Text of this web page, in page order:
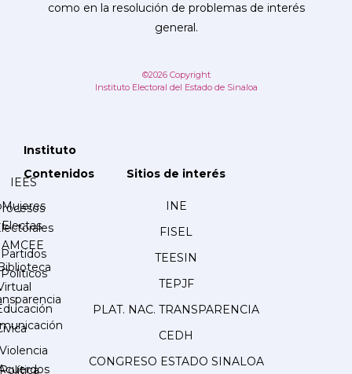
como en la resolución de problemas de interés
general.
©2026 Copyright
Instituto Electoral del Estado de Sinaloa
Instituto
IEES
Partidos
Políticos
Contenidos
Mujeres
Electas
AMCEE
Violencia
Política
Sitios de interés
INE
FISEL
TEESIN
TEPJF
PLAT. NAC. TRANSPARENCIA
CEDH
CONGRESO ESTADO SINALOA